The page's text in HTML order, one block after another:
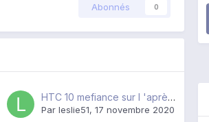
Abonnés 0
HTC 10 mefiance sur l 'après (batterie)
Par leslie51, 17 novembre 2020